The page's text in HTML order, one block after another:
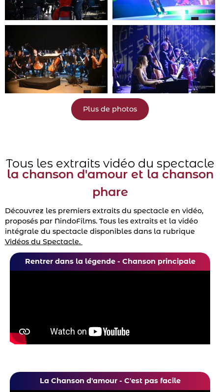
Plus de photos
Tous les extraits vidéo du spectacle
la chanson d'amour et la chanson
phare
Découvrez les premiers extraits du spectacle en vidéo,
proposés par NindoFilms. Tous les extraits et la vidéo
intégrale du spectacle disponibles dans la rubrique
Vidéos du Spectacle.
Rentrer dans la légende - Chanson principale
La Chanson d'amour - C'est pas facile